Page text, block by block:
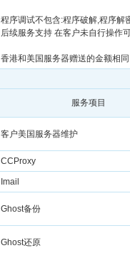
程序调试不包含:程序破解,程序解
后续服务支持 在客户未自行操作
香港和美国服务器赠送的金额相
服务项目
客户美国服务器维护
CCProxy
Imail
Ghost备份
Ghost还原